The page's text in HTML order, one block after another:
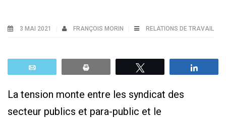
3 MAI 2021 FRANÇOIS MORIN RELATIONS DE TRAVAIL
La tension monte entre les syndicat des
secteur publics et para-public et le